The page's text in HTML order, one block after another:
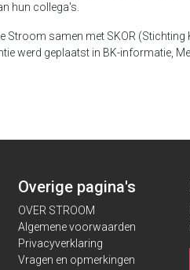
hun collega's.
Stroom samen met SKOR (Stichting
werd geplaatst in BK-informatie,
Overige pagina's
OVER STROOM
Algemene voorwaarden
Privacyverklaring
Vragen en opmerkingen